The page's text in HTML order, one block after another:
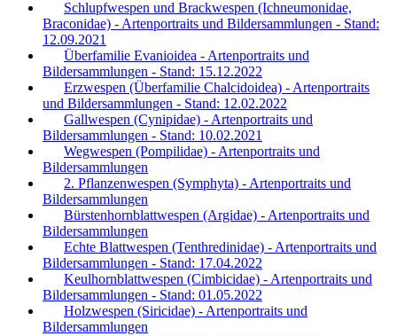
Schlupfwespen und Brackwespen (Ichneumonidae,
Braconidae) - Artenportraits und Bildersammlungen - Stand:
12.09.2021
Überfamilie Evanioidea - Artenportraits und
Bildersammlungen - Stand: 15.12.2022
Erzwespen (Überfamilie Chalcidoidea) - Artenportraits
und Bildersammlungen - Stand: 12.02.2022
Gallwespen (Cynipidae) - Artenportraits und
Bildersammlungen - Stand: 10.02.2021
Wegwespen (Pompilidae) - Artenportraits und
Bildersammlungen
2. Pflanzenwespen (Symphyta) - Artenportraits und
Bildersammlungen
Bürstenhornblattwespen (Argidae) - Artenportraits und
Bildersammlungen
Echte Blattwespen (Tenthredinidae) - Artenportraits und
Bildersammlungen - Stand: 17.04.2022
Keulhornblattwespen (Cimbicidae) - Artenportraits und
Bildersammlungen - Stand: 01.05.2022
Holzwespen (Siricidae) - Artenportraits und
Bildersammlungen